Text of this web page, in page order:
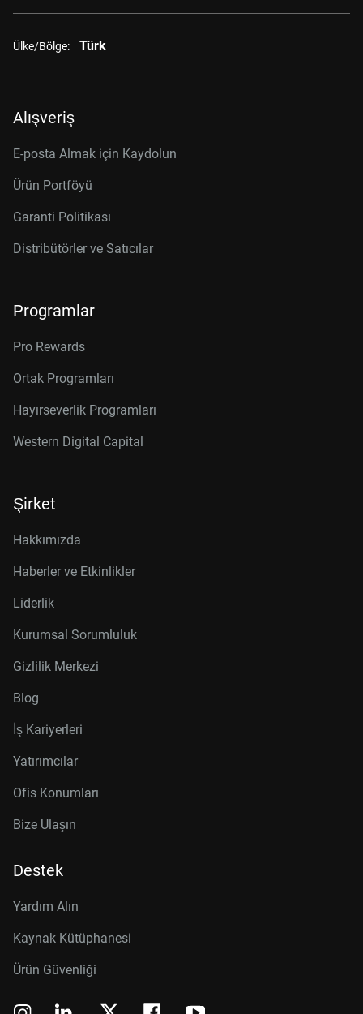
Ülke/Bölge: Türk
Alışveriş
E-posta Almak için Kaydolun
Ürün Portföyü
Garanti Politikası
Distribütörler ve Satıcılar
Programlar
Pro Rewards
Ortak Programları
Hayırseverlik Programları
Western Digital Capital
Şirket
Hakkımızda
Haberler ve Etkinlikler
Liderlik
Kurumsal Sorumluluk
Gizlilik Merkezi
Blog
İş Kariyerleri
Yatırımcılar
Ofis Konumları
Bize Ulaşın
Destek
Yardım Alın
Kaynak Kütüphanesi
Ürün Güvenliği